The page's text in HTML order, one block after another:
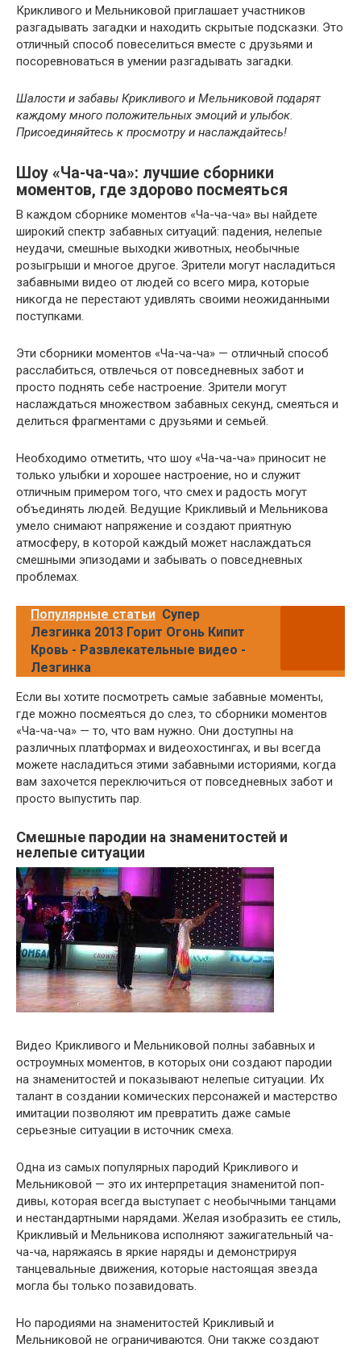
Крикливого и Мельниковой приглашает участников
разгадывать загадки и находить скрытые подсказки. Это
отличный способ повеселиться вместе с друзьями и
посоревноваться в умении разгадывать загадки.
Шалости и забавы Крикливого и Мельниковой подарят
каждому много положительных эмоций и улыбок.
Присоединяйтесь к просмотру и наслаждайтесь!
Шоу «Ча-ча-ча»: лучшие сборники
моментов, где здорово посмеяться
В каждом сборнике моментов «Ча-ча-ча» вы найдете
широкий спектр забавных ситуаций: падения, нелепые
неудачи, смешные выходки животных, необычные
розыгрыши и многое другое. Зрители могут насладиться
забавными видео от людей со всего мира, которые
никогда не перестают удивлять своими неожиданными
поступками.
Эти сборники моментов «Ча-ча-ча» — отличный способ
расслабиться, отвлечься от повседневных забот и
просто поднять себе настроение. Зрители могут
наслаждаться множеством забавных секунд, смеяться и
делиться фрагментами с друзьями и семьей.
Необходимо отметить, что шоу «Ча-ча-ча» приносит не
только улыбки и хорошее настроение, но и служит
отличным примером того, что смех и радость могут
объединять людей. Ведущие Крикливый и Мельникова
умело снимают напряжение и создают приятную
атмосферу, в которой каждый может наслаждаться
смешными эпизодами и забывать о повседневных
проблемах.
Популярные статьи Супер
Лезгинка 2013 Горит Огонь Кипит
Кровь - Развлекательные видео -
Лезгинка
Если вы хотите посмотреть самые забавные моменты,
где можно посмеяться до слез, то сборники моментов
«Ча-ча-ча» — то, что вам нужно. Они доступны на
различных платформах и видеохостингах, и вы всегда
можете насладиться этими забавными историями, когда
вам захочется переключиться от повседневных забот и
просто выпустить пар.
Смешные пародии на знаменитостей и
нелепые ситуации
Видео Крикливого и Мельниковой полны забавных и
остроумных моментов, в которых они создают пародии
на знаменитостей и показывают нелепые ситуации. Их
талант в создании комических персонажей и мастерство
имитации позволяют им превратить даже самые
серьезные ситуации в источник смеха.
Одна из самых популярных пародий Крикливого и
Мельниковой — это их интерпретация знаменитой поп-
дивы, которая всегда выступает с необычными танцами
и нестандартными нарядами. Желая изобразить ее стиль,
Крикливый и Мельникова исполняют зажигательный ча-
ча-ча, наряжаясь в яркие наряды и демонстрируя
танцевальные движения, которые настоящая звезда
могла бы только позавидовать.
Но пародиями на знаменитостей Крикливый и
Мельниковой не ограничиваются. Они также создают